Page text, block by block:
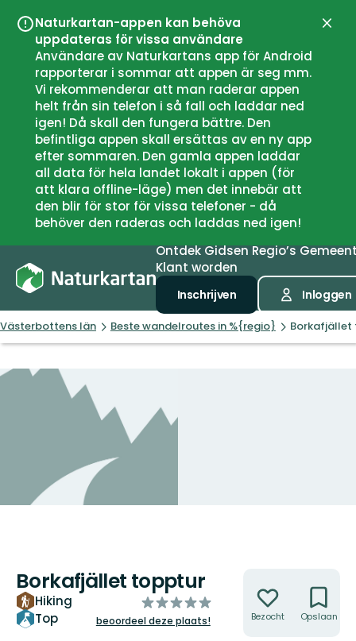
Naturkartan-appen kan behöva
uppdateras för vissa användare
Användare av Naturkartans app för Android
rapporterar i sommar att appen är seg mm.
Vi rekommenderar att man raderar appen
helt från sin telefon i så fall och laddar ned
igen! Då skall den fungera bättre. Den
befintliga appen skall ersättas av en ny app
efter sommaren. Den gamla appen laddar
all data för hela landet lokalt i appen (för
att klara offline-läge) men det innebär att
den blir för stor för vissa telefoner - då
behöver den raderas och laddas ned igen!
OntdekGidsenRegio’s
Klant worden
Inschrijven Inloggen
Västerbottens län Beste wandelroutes in %{regio}
Borkafjället topptur
Hiking
Top
van
5
beoordeel deze plaats! Bezocht Opslaan